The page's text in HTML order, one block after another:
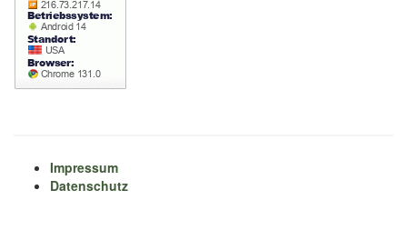
Impressum
Datenschutz